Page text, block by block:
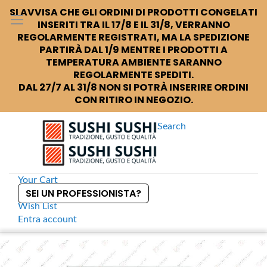
SI AVVISA CHE GLI ORDINI DI PRODOTTI CONGELATI
INSERITI TRA IL 17/8 E IL 31/8, VERRANNO
REGOLARMENTE REGISTRATI, MA LA SPEDIZIONE
PARTIRÀ DAL 1/9 MENTRE I PRODOTTI A
TEMPERATURA AMBIENTE SARANNO
REGOLARMENTE SPEDITI.
DAL 27/7 AL 31/8 NON SI POTRÀ INSERIRE ORDINI
CON RITIRO IN NEGOZIO.
Search
Your Cart
SEI UN PROFESSIONISTA?
Wish List
Entra account
S
Home Masago arare Perle di crackers di riso
S
k